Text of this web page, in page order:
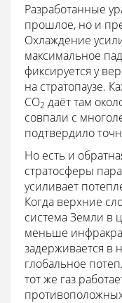
Разработанные
прошлое, но и
Охлаждение
максимальное
фиксируется у
на стратопаузе.
CO2 даёт там
совпали с
подтвердило
Но есть и
стратосферы
усиливает
Когда верхние
система Земли в
меньше
задерживается
глобальное
тот же газ